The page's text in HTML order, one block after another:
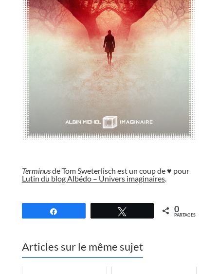
Terminusde Tom Sweterlisch est un coup de ♥ pour
Lutin du blog Albédo – Univers imaginaires.
0
PARTAGES
Articles sur le même sujet